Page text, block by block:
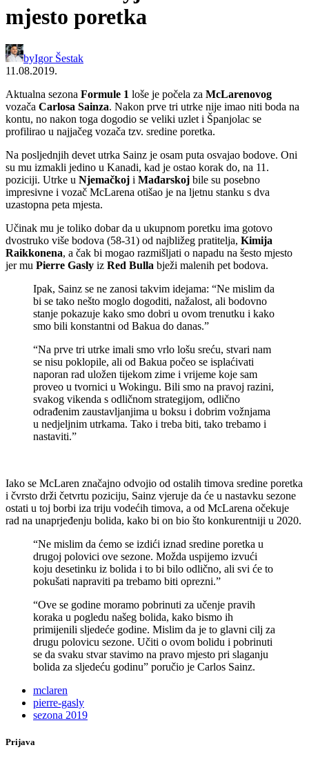
mjesto poretka
byIgor Šestak
11.08.2019.
Aktualna sezona Formule 1 loše je počela za McLarenovog
vozača Carlosa Sainza. Nakon prve tri utrke nije imao niti boda na
kontu, no nakon toga dogodio se veliki uzlet i Španjolac se
profilirao u najjačeg vozača tzv. sredine poretka.
Na posljednjih devet utrka Sainz je osam puta osvajao bodove. Oni
su mu izmakli jedino u Kanadi, kad je ostao korak do, na 11.
poziciji. Utrke u Njemačkoj i Mađarskoj bile su posebno
impresivne i vozač McLarena otišao je na ljetnu stanku s dva
uzastopna peta mjesta.
Učinak mu je toliko dobar da u ukupnom poretku ima gotovo
dvostruko više bodova (58-31) od najbližeg pratitelja, Kimija
Raikkonena, a čak bi mogao razmišljati o napadu na šesto mjesto
jer mu Pierre Gasly iz Red Bulla bježi malenih pet bodova.
Ipak, Sainz se ne zanosi takvim idejama: “Ne mislim da
bi se tako nešto moglo dogoditi, nažalost, ali bodovno
stanje pokazuje kako smo dobri u ovom trenutku i kako
smo bili konstantni od Bakua do danas.”
“Na prve tri utrke imali smo vrlo lošu sreću, stvari nam
se nisu poklopile, ali od Bakua počeo se isplaćivati
naporan rad uložen tijekom zime i vrijeme koje sam
proveo u tvornici u Wokingu. Bili smo na pravoj razini,
svakog vikenda s odličnom strategijom, odlično
odrađenim zaustavljanjima u boksu i dobrim vožnjama
u nedjeljnim utrkama. Tako i treba biti, tako trebamo i
nastaviti.”
Iako se McLaren značajno odvojio od ostalih timova sredine poretka
i čvrsto drži četvrtu poziciju, Sainz vjeruje da će u nastavku sezone
ostati u toj borbi iza triju vodećih timova, a od McLarena očekuje
rad na unaprjeđenju bolida, kako bi on bio što konkurentniji u 2020.
“Ne mislim da ćemo se izdići iznad sredine poretka u
drugoj polovici ove sezone. Možda uspijemo izvući
koju desetinku iz bolida i to bi bilo odlično, ali svi će to
pokušati napraviti pa trebamo biti oprezni.”
“Ove se godine moramo pobrinuti za učenje pravih
koraka u pogledu našeg bolida, kako bismo ih
primijenili sljedeće godine. Mislim da je to glavni cilj za
drugu polovicu sezone. Učiti o ovom bolidu i pobrinuti
se da svaku stvar stavimo na pravo mjesto pri slaganju
bolida za sljedeću godinu” poručio je Carlos Sainz.
mclaren
pierre-gasly
sezona 2019
Prijava